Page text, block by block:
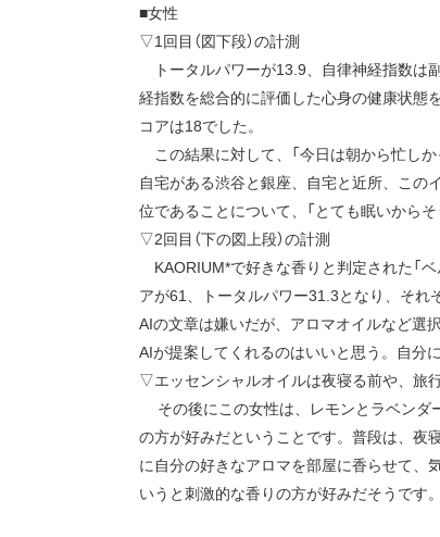
■女性
▽1回目（図下段）の計測
トータルパワーが13.9、自律神経指数は
経指数を総合的に評価した心身の健康状態
コアは18でした。
この結果に対して、「今日は朝から忙し
自宅がある渋谷と銀座、自宅と近所、この
位であることについて、「とても眠いからそ
▽2回目（下の図上段）の計測
KAORIUM*で好きな香りと判定された「
アが61、トータルパワー31.3となり、それ
AIの文章は嫌いだが、アロマオイルなど選
AIが提案してくれるのはいいと思う。自分
▽エッセンシャルオイルは夜寝る前や、旅
その後にこの女性は、レモンとラベンダ
の方が好みだということです。普段は、夜
に自分の好きなアロマを部屋に香らせて、
いうと刺激的な香りの方が好みだそうです。